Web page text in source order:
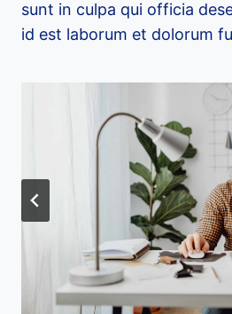
sunt in culpa qui officia
id est laborum et dolorum